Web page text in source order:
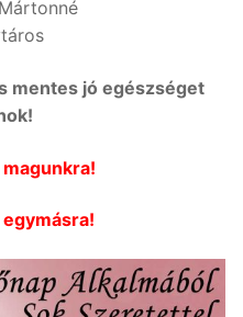
mentes jó egészséget